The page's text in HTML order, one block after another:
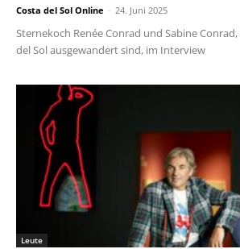
Costa del Sol Online - 24. Juni 2025
Sternekoch Renée Conrad und Sabine
del Sol ausgewandert sind, im Interview
Leute